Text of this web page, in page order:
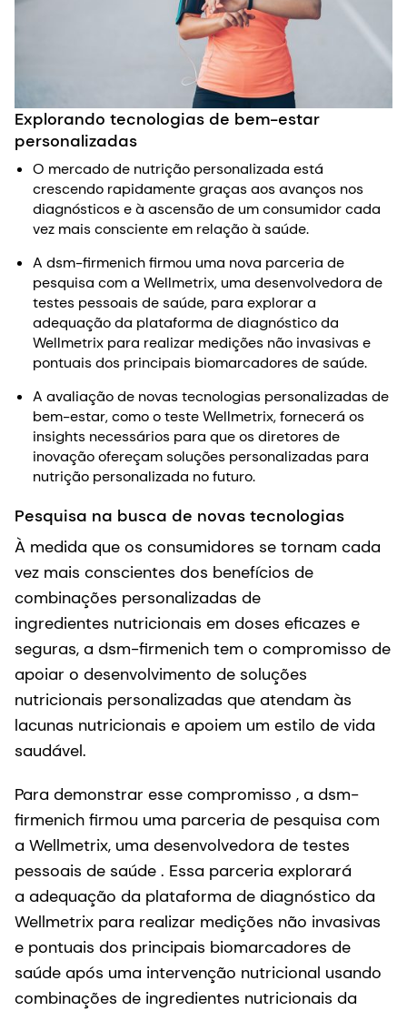
Explorando tecnologias de bem-estar
personalizadas
O mercado de nutrição personalizada está
crescendo rapidamente graças aos avanços nos
diagnósticos e à ascensão de um consumidor cada
vez mais consciente em relação à saúde.
A dsm-firmenich firmou uma nova parceria de
pesquisa com a Wellmetrix, uma desenvolvedora de
testes pessoais de saúde, para explorar a
adequação da plataforma de diagnóstico da
Wellmetrix para realizar medições não invasivas e
pontuais dos principais biomarcadores de saúde.
A avaliação de novas tecnologias personalizadas de
bem-estar, como o teste Wellmetrix, fornecerá os
insights necessários para que os diretores de
inovação ofereçam soluções personalizadas para
nutrição personalizada no futuro.
Pesquisa na busca de novas tecnologias
À medida que os consumidores se tornam cada
vez mais conscientes dos benefícios de
combinações personalizadas de
ingredientes nutricionais em doses eficazes e
seguras, a dsm-firmenich tem o compromisso de
apoiar o desenvolvimento de soluções
nutricionais personalizadas que atendam às
lacunas nutricionais e apoiem um estilo de vida
saudável.
Para demonstrar esse compromisso , a dsm-
firmenich firmou uma parceria de pesquisa com
a Wellmetrix, uma desenvolvedora de testes
pessoais de saúde . Essa parceria explorará
a adequação da plataforma de diagnóstico da
Wellmetrix para realizar medições não invasivas
e pontuais dos principais biomarcadores de
saúde após uma intervenção nutricional usando
combinações de ingredientes nutricionais da